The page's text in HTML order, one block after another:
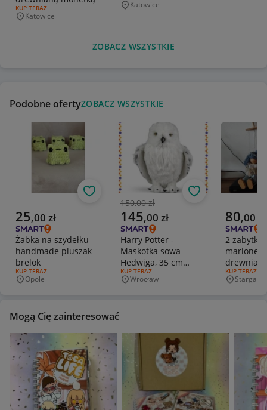
RODZAJ OFERTY:
KUP TERAZ
Miejscowość
Katowice
Miejscowość
Katowice
ZOBACZ WSZYSTKIE
Podobne ofertyZOBACZ WSZYSTKIE
Aktualna cena
25,00 zł
Żabka na szydełku
handmade pluszak
brelok
RODZAJ OFERTY:
KUP TERAZ
Miejscowość
Opole
Obserwuj
Poprzednia cena
150,00 zł
Aktualna cena
145,00 zł
Harry Potter -
Maskotka sowa
Hedwiga, 35 cm
(Noble Collection)
RODZAJ OFERTY:
KUP TERAZ
Miejscowość
Wrocław
Obserwuj
Aktualna
80,00
2
szt
RODZAJ
KUP TERAZ
Stargard
Mogą Cię zainteresować